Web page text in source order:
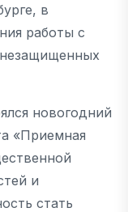
в
работы с
новогодний
«Приемная
и
стать